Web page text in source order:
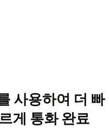
사용하여 더 빠
르게 통화 완료